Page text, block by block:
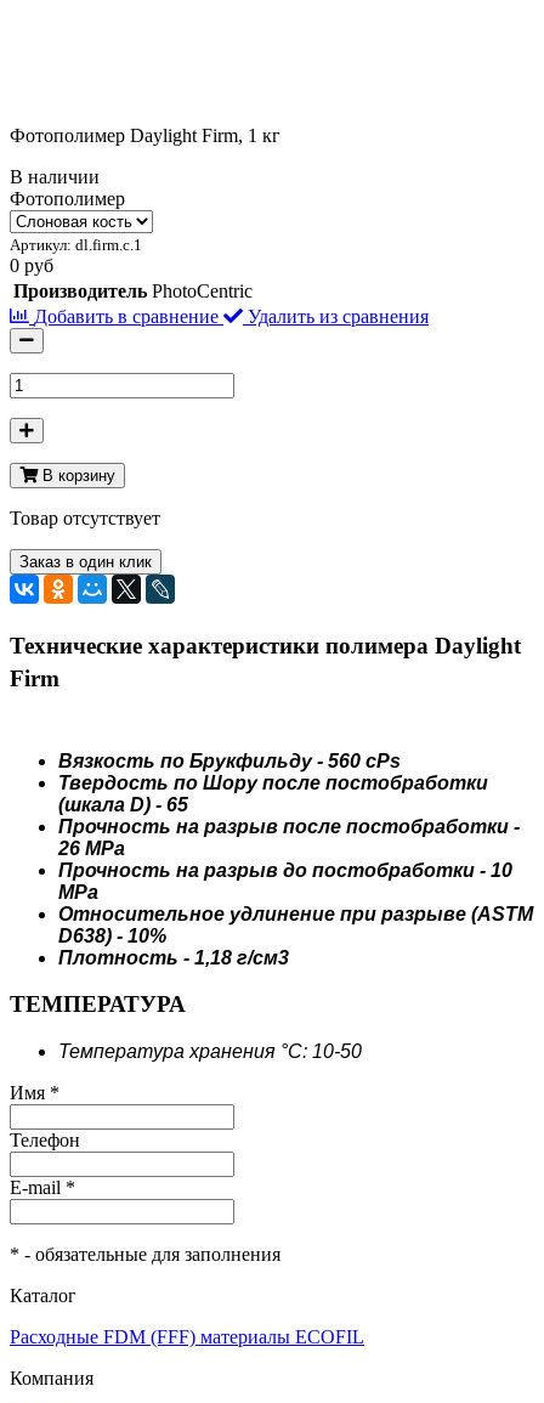
Фотополимер Daylight Firm, 1 кг
В наличии
Фотополимер
Артикул: dl.firm.c.1
0 руб
Производитель PhotoCentric
Добавить в сравнение
Удалить из сравнения
В корзину
Товар отсутствует
Заказ в один клик
Технические характеристики полимера Daylight
Firm
Вязкость по Брукфильду - 560 cPs
Твердость по Шору после постобработки
(шкала D) - 65
Прочность на разрыв после постобработки -
26 MPa
Прочность на разрыв до постобработки - 10
MPa
Относительное удлинение при разрыве (ASTM
D638) - 10%
Плотность - 1,18 г/см3
ТЕМПЕРАТУРА
Температура хранения °C: 10-50
Имя *
Телефон
E-mail *
* - обязательные для заполнения
Каталог
Расходные FDM (FFF) материалы ECOFIL
Компания